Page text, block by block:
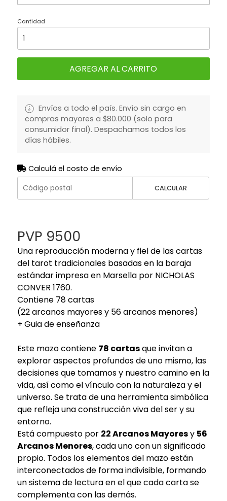
Cantidad
AGREGAR AL CARRITO
Envíos a todo el país. Envío sin cargo en
compras mayores a $80.000 (solo para
consumidor final). Despachamos todos los
días hábiles.
Calculá el costo de envío
CALCULAR
PVP 9500
Una reproducción moderna y fiel de las cartas
del tarot tradicionales basadas en la baraja
estándar impresa en Marsella por NICHOLAS
CONVER 1760.
Contiene 78 cartas
(22 arcanos mayores y 56 arcanos menores)
+ Guia de enseñanza
Este mazo contiene 78 cartasque invitan a
explorar aspectos profundos de uno mismo, las
decisiones que tomamos y nuestro camino en la
vida, así como el vínculo con la naturaleza y el
universo. Se trata de una herramienta simbólica
que refleja una construcción viva del ser y su
entorno.
Está compuesto por 22 Arcanos Mayoresy 56
Arcanos Menores, cada uno con un significado
propio. Todos los elementos del mazo están
interconectados de forma indivisible, formando
un sistema de lectura en el que cada carta se
complementa con las demás.